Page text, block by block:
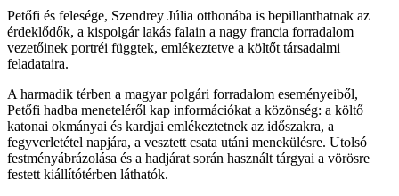
Petőfi és felesége, Szendrey Júlia otthonába is bepillanthatnak az
érdeklődők, a kispolgár lakás falain a nagy francia forradalom
vezetőinek portréi függtek, emlékeztetve a költőt társadalmi
feladataira.
A harmadik térben a magyar polgári forradalom eseményeiből,
Petőfi hadba meneteléről kap információkat a közönség: a költő
katonai okmányai és kardjai emlékeztetnek az időszakra, a
fegyverletétel napjára, a vesztett csata utáni menekülésre. Utolsó
festményábrázolása és a hadjárat során használt tárgyai a vörösre
festett kiállítótérben láthatók.